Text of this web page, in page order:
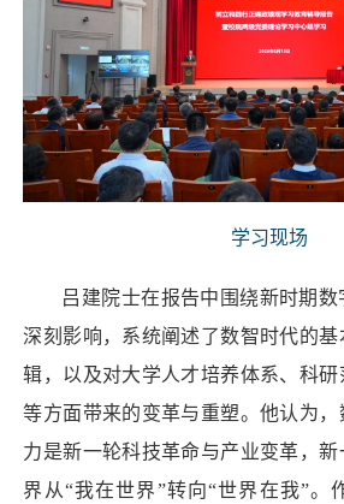
学习现场
吕建院士在报告中围绕新时期
深刻影响，系统阐述了数智时代的
辑，以及对大学人才培养体系、科
等方面带来的变革与重塑。他认为
力是新一轮科技革命与产业变革，
界从“我在世界”转向“世界在我”。